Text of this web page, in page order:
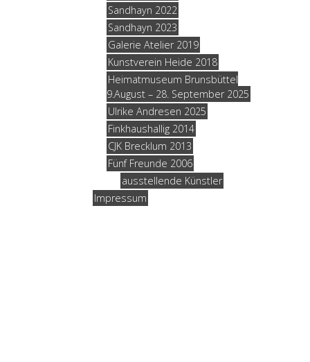
Sandhayn 2022
Sandhayn 2023
Galerie Atelier 2019
Kunstverein Heide 2018
Heimatmuseum Brunsbüttel
9.August – 28. September 2025
Ulrike Andresen 2025
Finkhaushallig 2014
CJK Brecklum 2013
Fünf Freunde 2006
ausstellende Künstler
Impressum